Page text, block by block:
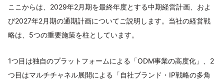
ここからは、2029年2月期を最終年度とする中期経営計画、およ
び2027年2月期の通期計画についてご説明します。当社の経営戦
略は、5つの重要施策を柱としています。
1つ目は独自のプラットフォームによる「ODM事業の高度化」、2
つ目はマルチチャネル展開による「自社ブランド・IP戦略の多角